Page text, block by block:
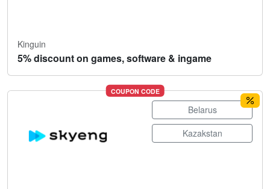
Kinguin
5% discount on games, software & ingame
COUPON CODE
Belarus
Kazakstan